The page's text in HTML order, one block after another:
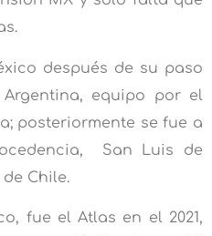
después de su paso
equipo por el
posteriormente se fue a
San Luis de
Chile.
fue el Atlas en el 2021,